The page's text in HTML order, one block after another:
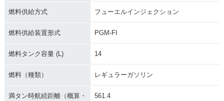
燃料供給方式 フューエルインジェクション
燃料供給装置形式 PGM-FI
燃料タンク容量 (L) 14
燃料（種類） レギュラーガソリン
満タン時航続距離（概算・
561.4